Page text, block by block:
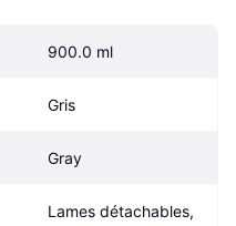
900.0 ml
Gris
Gray
Lames détachables,